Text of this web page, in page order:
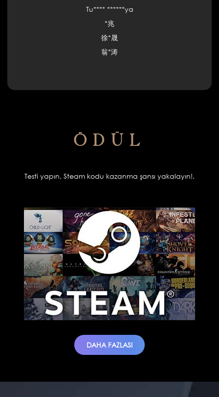
Tu**** ******ya
*兆
徐*晟
翁*涛
ÖDÜL
Testi yapın, Steam kodu kazanma şansı yakalayın!.
DAHA FAZLASI